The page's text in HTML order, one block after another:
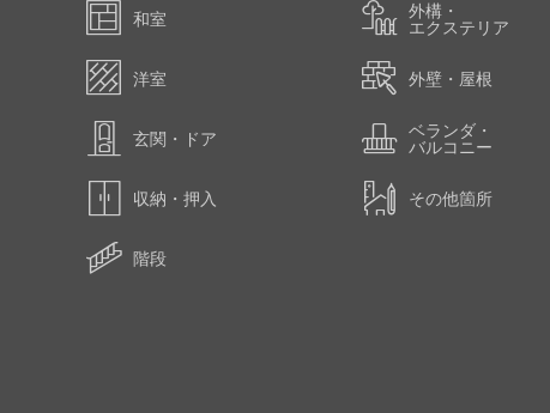
和室
洋室
玄関・ドア
収納・押入
階段
外構・
エクステリア
外壁・屋根
ベランダ・
バルコニー
その他箇所